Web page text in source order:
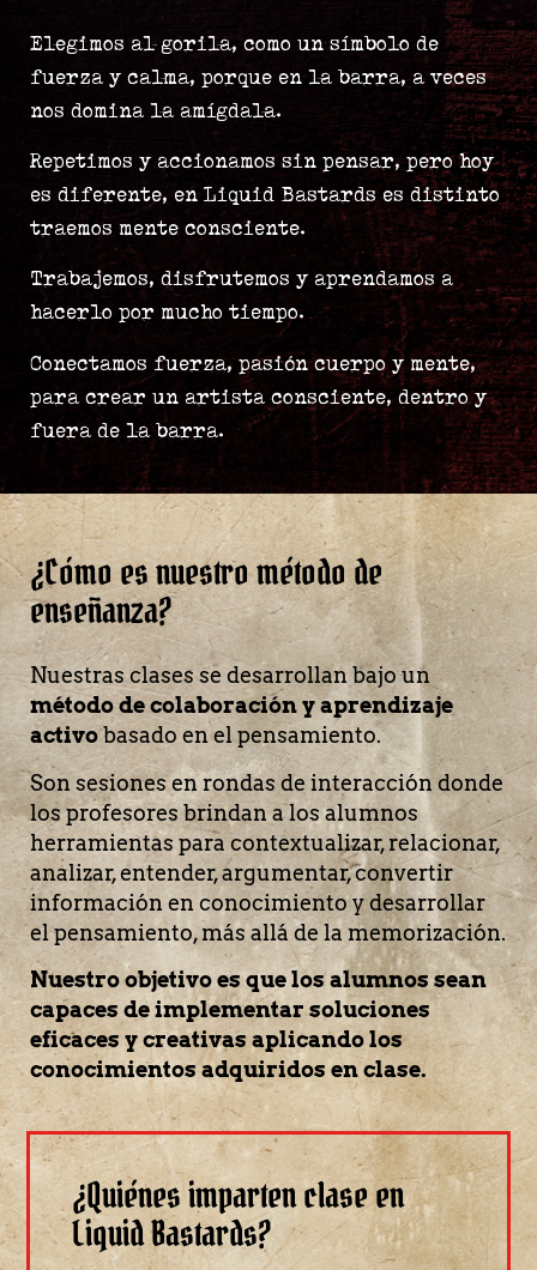
Elegimos al gorila, como un símbolo de
fuerza y calma, porque en la barra, a veces
nos domina la amígdala.
Repetimos y accionamos sin pensar, pero hoy
es diferente, en Liquid Bastards es distinto
traemos mente consciente.
Trabajemos, disfrutemos y aprendamos a
hacerlo por mucho tiempo.
Conectamos fuerza, pasión cuerpo y mente,
para crear un artista consciente, dentro y
fuera de la barra.
¿Cómo es nuestro método de
enseñanza?
Nuestras clases se desarrollan bajo un
método de colaboración y aprendizaje
activobasado en el pensamiento.
Son sesiones en rondas de interacción donde
los profesores brindan a los alumnos
herramientas para contextualizar, relacionar,
analizar, entender, argumentar, convertir
información en conocimiento y desarrollar
el pensamiento, más allá de la memorización.
Nuestro objetivo es que los alumnos sean
capaces de implementar soluciones
eficaces y creativas aplicando los
conocimientos adquiridos en clase.
¿Quiénes imparten clase en
Liquid Bastards?